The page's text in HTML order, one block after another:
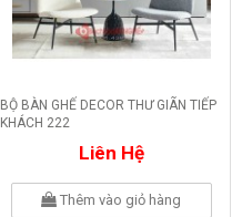
BỘ BÀN GHẾ DECOR THƯ GIÃN TIẾP
KHÁCH 222
Liên Hệ
Thêm vào giỏ hàng